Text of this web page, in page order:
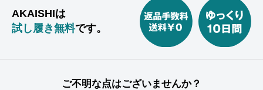
AKAISHIは
試し履き無料です。
ご不明な点はございませんか？